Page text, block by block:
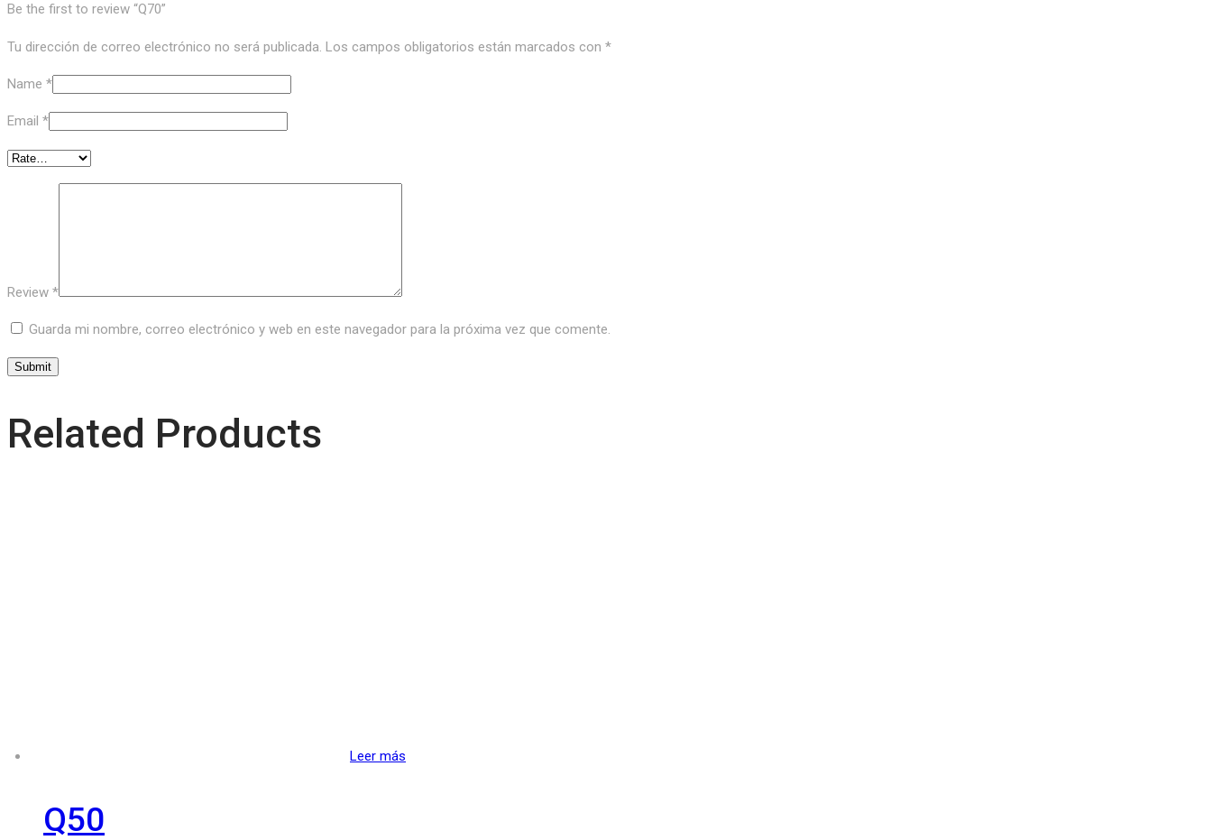
Be the first to review “Q70”
Tu dirección de correo electrónico no será publicada. Los campos obligatorios están marcados con *
Name *
Email *
Review *
Guarda mi nombre, correo electrónico y web en este navegador para la próxima vez que comente.
Related Products
Leer más
Q50